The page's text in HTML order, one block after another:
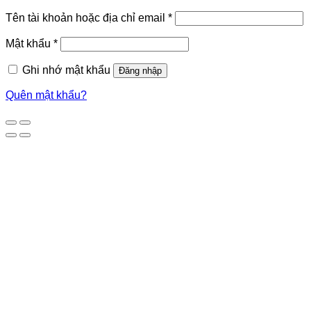
Tên tài khoản hoặc địa chỉ email *
Mật khẩu *
Ghi nhớ mật khẩu Đăng nhập
Quên mật khẩu?